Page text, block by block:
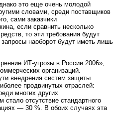
это еще очень молодой
словами, среди поставщиков
сами заказчики
если сравнить несколько
то эти требования будут
наоборот будут иметь лишь
ИТ-угрозы в России 2006»,
организаций.
внедрения систем защиты
продвинутых отраслей:
многих других
отсутствие стандартного
— 30 %. В обоих случаях эта